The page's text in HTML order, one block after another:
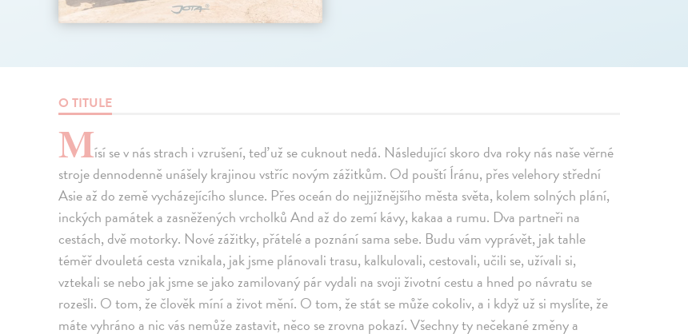
O TITULE
Mísí se v nás strach i vzrušení, teď už se cuknout nedá. Následující skoro dva roky nás naše věrné
stroje dennodenně unášely krajinou vstříc novým zážitkům. Od pouští Íránu, přes velehory střední
Asie až do země vycházejícího slunce. Přes oceán do nejjižnějšího města světa, kolem solných plání,
inckých památek a zasněžených vrcholků And až do zemí kávy, kakaa a rumu. Dva partneři na
cestách, dvě motorky. Nové zážitky, přátelé a poznání sama sebe. Budu vám vyprávět, jak tahle
téměř dvouletá cesta vznikala, jak jsme plánovali trasu, kalkulovali, cestovali, učili se, užívali si,
vztekali se nebo jak jsme se jako zamilovaný pár vydali na svoji životní cestu a hned po návratu se
rozešli. O tom, že člověk míní a život mění. O tom, že stát se může cokoliv, a i když už si myslíte, že
máte vyhráno a nic vás nemůže zastavit, něco se zrovna pokazí. Všechny ty nečekané změny a